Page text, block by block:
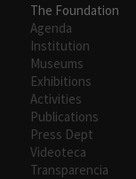
The Foundation
Agenda
Institution
Museums
Exhibitions
Activities
Publications
Press Dept
Videoteca
Transparencia